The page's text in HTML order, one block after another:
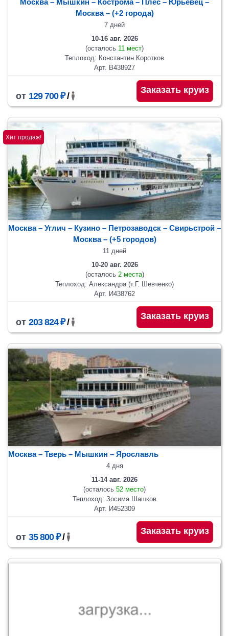
Москва – Мышкин – Кострома – Плес – Юрьевец –
Москва– (+2 города)
7 дней
10-16 авг. 2026
(осталось 11 мест)
Теплоход: Константин Коротков
Арт. В438927
от 129 700 ₽/
Заказать круиз
Хит продаж!
Москва – Углич – Кузино – Петрозаводск – Свирьстрой –
Москва– (+5 городов)
11 дней
10-20 авг. 2026
(осталось 2 места)
Теплоход: Александра (т.Г. Шевченко)
Арт. И438762
от 203 824 ₽/
Заказать круиз
Москва – Тверь – Мышкин – Ярославль
4 дня
11-14 авг. 2026
(осталось 52 место)
Теплоход: Зосима Шашков
Арт. И452309
от 35 800 ₽/
Заказать круиз